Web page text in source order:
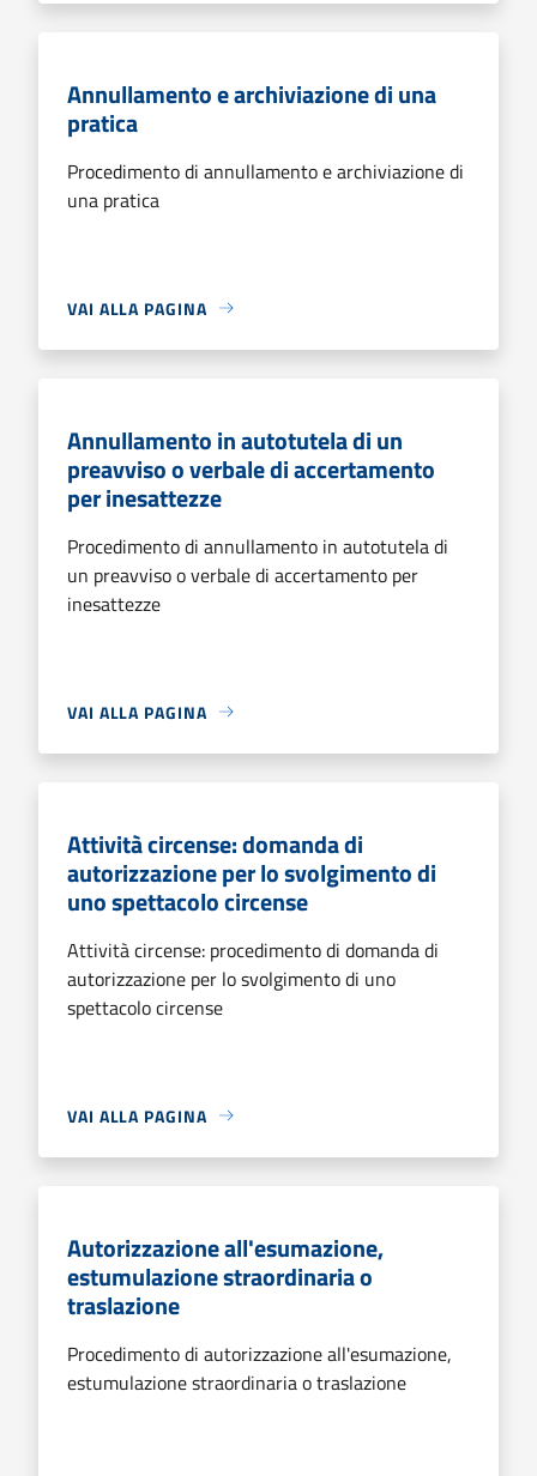
Annullamento e archiviazione di una
pratica
Procedimento di annullamento e archiviazione di
una pratica
VAI ALLA PAGINA
Annullamento in autotutela di un
preavviso o verbale di accertamento
per inesattezze
Procedimento di annullamento in autotutela di
un preavviso o verbale di accertamento per
inesattezze
VAI ALLA PAGINA
Attività circense: domanda di
autorizzazione per lo svolgimento di
uno spettacolo circense
Attività circense: procedimento di domanda di
autorizzazione per lo svolgimento di uno
spettacolo circense
VAI ALLA PAGINA
Autorizzazione all'esumazione,
estumulazione straordinaria o
traslazione
Procedimento di autorizzazione all'esumazione,
estumulazione straordinaria o traslazione